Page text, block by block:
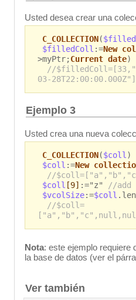
Usted desea crear una
C_COLLECTION(
$filledColl :=New
>myPtr;Current date)
//
03-28T22:00:00.000Z"]
Ejemplo 3
Usted crea una nueva
C_COLLECTION($coll )
$coll :=New
//
$coll [9] :="z"
//add
$vcolSize:=$coll
//$coll=
Nota: este ejemplo requiere
la base de datos (ver el
Ver también